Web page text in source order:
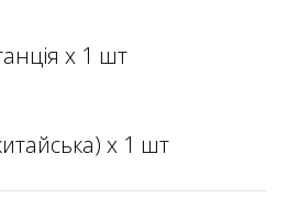
х 1 шт
х 1 шт